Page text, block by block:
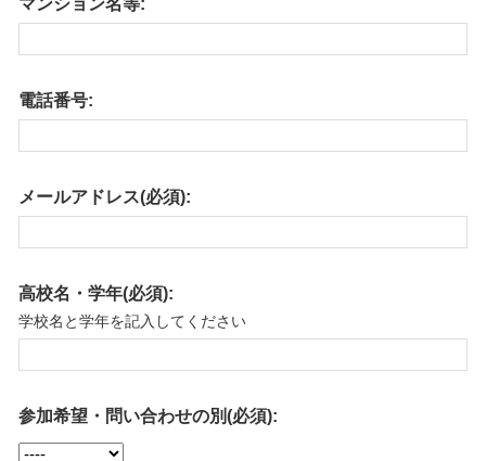
マンション名等:
電話番号:
メールアドレス(必須):
高校名・学年(必須):
学校名と学年を記入してください
参加希望・問い合わせの別(必須):